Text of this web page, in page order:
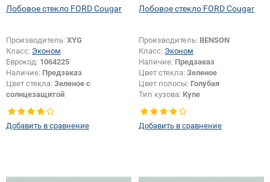
Лобовое стекло FORD Cougar
Производитель: XYG
Класс: Эконом
Еврокод: 1064225
Наличие: Предзаказ
Цвет стекла: Зеленое с
солнцезащитой
Добавить в сравнение
Лобовое стекло FORD Cougar
Производитель: BENSON
Класс: Эконом
Наличие: Предзаказ
Цвет стекла:Зеленое
Цвет полосы: Голубая
Тип кузова: Купе
Добавить в сравнение